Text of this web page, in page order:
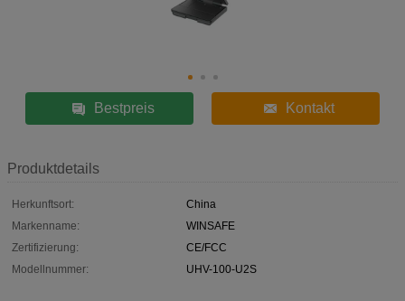
Bestpreis Kontakt
Produktdetails
Herkunftsort:
China
Markenname:
WINSAFE
Zertifizierung:
CE/FCC
Modellnummer:
UHV-100-U2S